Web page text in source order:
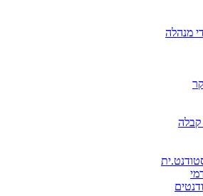
מנהלה
קבלה